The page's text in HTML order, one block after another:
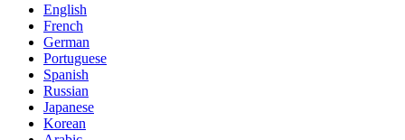
English
French
German
Portuguese
Spanish
Russian
Japanese
Korean